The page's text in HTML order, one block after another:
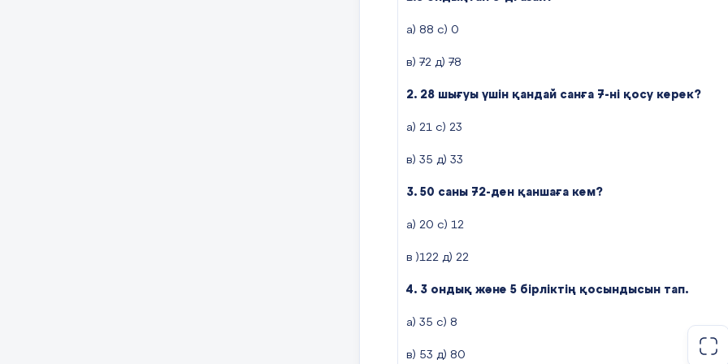
әдeбиeттік oқу, қaзaқ тілі, дүниeтaну,
көpкeм eңбeк сабақтарымен пәнaрaлық
жүргізіледі.
Бұл жұмыстың материалын 2-
компонент сабақтарына қолдануға ұсынылады.
жіберіп
бағадағы 5
тұрады (10,
20, 30, 40
және 50
а) 88 с) 0
в) 72 д) 78
2. 28 шығуы үшін қандай санға 7-ні қосу керек?
а) 21 с) 23
в) 35 д) 33
3. 50 саны 72-ден қаншаға кем?
а) 20 с) 12
в )122 д) 22
4. 3 ондық және 5 бірліктің қосындысын тап.
а) 35 с) 8
в) 53 д) 80